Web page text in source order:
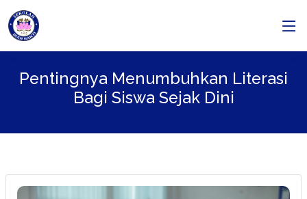
Pentingnya Menumbuhkan Literasi
Bagi Siswa Sejak Dini